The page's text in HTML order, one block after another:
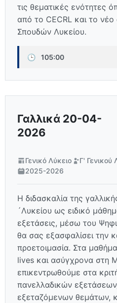
τις θεματικές ενότητες
από το CECRL και το
Σπουδών Λυκείου.
🕒 105:00
Γαλλικά 20-04-
2026
Γενικό Λύκειο Γ' Γενικού
2025-2026
Η διδασκαλία της
´Λυκείου ως ειδικό
εξετάσεις, μέσω του
θα σας εξασφαλίσει την
προετοιμασία. Στα
lives και ασύγχρονα στη
επικεντρωθούμε στα
πανελλαδικών
εξεταζόμενων θεμάτων,